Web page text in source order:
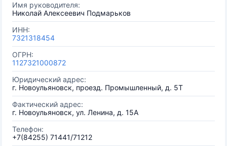
Имя руководителя:
Николай Алексеевич Подмарьков
ИНН:
7321318454
ОГРН:
1127321000872
Юридический адрес:
г. Новоульяновск, проезд. Промышленный, д. 5Т
Фактический адрес:
г. Новоульяновск, ул. Ленина, д. 15А
Телефон:
+7(84255) 71441/71212